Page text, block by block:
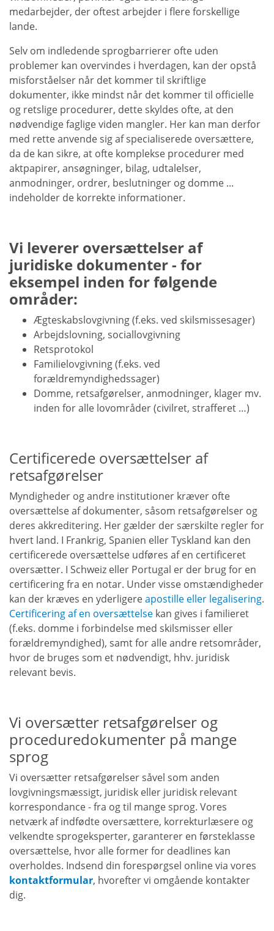
medarbejder, der oftest arbejder i flere forskellige
lande.
Selv om indledende sprogbarrierer ofte uden
problemer kan overvindes i hverdagen, kan der opstå
misforståelser når det kommer til skriftlige
dokumenter, ikke mindst når det kommer til officielle
og retslige procedurer, dette skyldes ofte, at den
nødvendige faglige viden mangler. Her kan man derfor
med rette anvende sig af specialiserede oversættere,
da de kan sikre, at ofte komplekse procedurer med
aktpapirer, ansøgninger, bilag, udtalelser,
anmodninger, ordrer, beslutninger og domme ...
indeholder de korrekte informationer.
Vi leverer oversættelser af
juridiske dokumenter - for
eksempel inden for følgende
områder:
Ægteskabslovgivning (f.eks. ved skilsmissesager)
Arbejdslovning, sociallovgivning
Retsprotokol
Familielovgivning (f.eks. ved
forældremyndighedssager)
Domme, retsafgørelser, anmodninger, klager mv.
inden for alle lovområder (civilret, strafferet …)
Certificerede oversættelser af
retsafgørelser
Myndigheder og andre institutioner kræver ofte
oversættelse af dokumenter, såsom retsafgørelser og
deres akkreditering. Her gælder der særskilte regler for
hvert land. I Frankrig, Spanien eller Tyskland kan den
certificerede oversættelse udføres af en certificeret
oversætter. I Schweiz eller Portugal er der brug for en
certificering fra en notar. Under visse omstændigheder
kan der kræves en yderligereapostille eller legalisering.
Certificering af en oversættelse kan gives i familieret
(f.eks. domme i forbindelse med skilsmisser eller
forældremyndighed), samt for alle andre retsområder,
hvor de bruges som et nødvendigt, hhv. juridisk
relevant bevis.
Vi oversætter retsafgørelser og
proceduredokumenter på mange
sprog
Vi oversætter retsafgørelser såvel som anden
lovgivningsmæssigt, juridisk eller juridisk relevant
korrespondance - fra og til mange sprog. Vores
netværk af indfødte oversættere, korrekturlæsere og
velkendte sprogeksperter, garanterer en førsteklasse
oversættelse, hvor alle former for deadlines kan
overholdes. Indsend din forespørgsel online via vores
kontaktformular, hvorefter vi omgående kontakter
dig.